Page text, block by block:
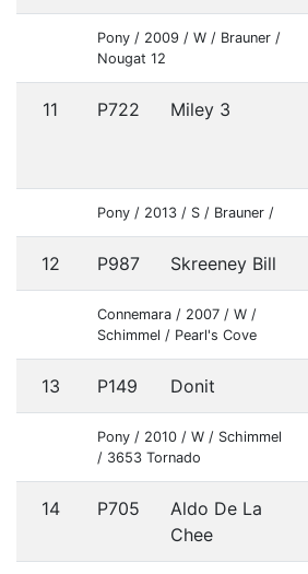
Pony / 2009 / W / Brauner /
Nougat 12
11 P722 Miley 3
Pony / 2013 / S / Brauner /
12 P987 Skreeney Bill
Connemara / 2007 / W /
Schimmel / Pearl's Cove
13 P149 Donit
Pony / 2010 / W / Schimmel
/ 3653 Tornado
14 P705
Aldo De La
Chee